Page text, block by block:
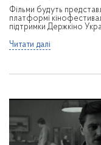
Фільми будуть
платформі
підтримки Держкіно
Читати далі